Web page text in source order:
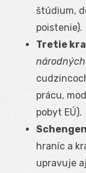
štúdium,
poistenie).
Tretie
prácu,
pobyt EÚ).
hraníc a
upravuje